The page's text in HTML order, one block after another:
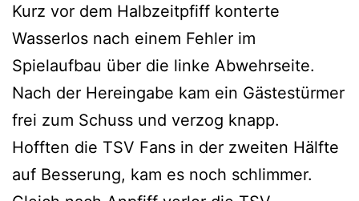
Kurz vor dem Halbzeitpfiff konterte
Wasserlos nach einem Fehler im
Spielaufbau über die linke Abwehrseite.
Nach der Hereingabe kam ein Gästestürmer
frei zum Schuss und verzog knapp.
Hofften die TSV Fans in der zweiten Hälfte
auf Besserung, kam es noch schlimmer.